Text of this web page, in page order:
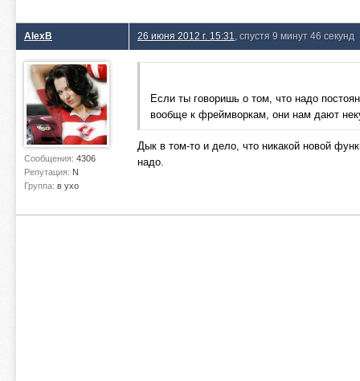
AlexB
Сообщения: 4306
Репутация: N
Группа: в ухо
26 июня 2012 г. 15:31 , спустя 9 минут 46 секунд
Если ты говоришь о том, что надо
вообще к фреймворкам, они нам дают
Дык в том-то и дело, что никакой новой
надо.